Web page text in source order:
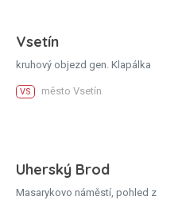
Vsetín
kruhový objezd gen. Klapálka
VS město Vsetín
Uherský Brod
Masarykovo náměstí, pohled z